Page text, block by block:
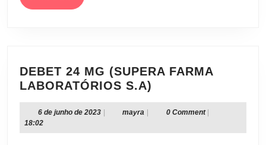
MORE
DEBET 24 MG (SUPERA FARMA
LABORATÓRIOS S.A)
24
MG
6 de junho de 20236
junho
mayra mayra 0 Comment
18:02